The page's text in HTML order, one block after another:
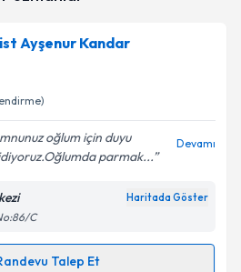
Talebini Gönder
işlenmesine ilişkinAydınlatma
kabul ediyorum.
Talebini Gönder
Ayşenur Kandar
oğlum için duyu
parmak...
Devamı
Haritada Göster
C
Talep Et